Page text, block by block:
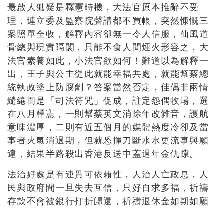
最啟人狐疑是釋憲時機，大法官原本推辭不受
理，連立委及監察院聲請都不買帳，突然慷慨三
案照單全收，解釋內容卻無一令人信服，仙風道
骨總與現實隔閡，只能不食人間煙火形容之，大
法官素養如此，小法官欲如何！難道以為解釋一
出，王子與公主從此就能幸福共處，就能幫蔡總
統執政塗上防腐劑？答案當然否定，佳偶非兩情
繾綣而是「司法符咒」促成，註定怨偶收場，選
在八月釋憲，一則幫蔡英文消除年改雜音，護航
意味濃厚，二則有近五個月的媒體熱度冷卻及當
事者火氣消退期，但就恐揮刀斷水水更流事與願
違，結果半路殺出香港反送中蓋過年金仇隙。
法治好處是有連貫可依賴性，人治人亡政息，人
民與政府間一旦失去互信，只好自求多福，祈禱
存款不會被銀行打折歸還，祈禱退休金如期如願